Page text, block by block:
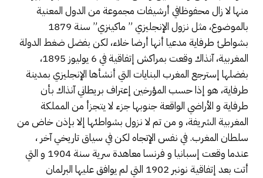
منها لا زال محفوظافي أرشيفات مجموعة من الدول المعنية
بالموضوع، مثل نزول الإنجليزي ” ماكينزي” سنة 1879
بشواطئ طرفاية مدعيا أنها أرضا خلاء، لكن بفضل ضغط الدولة
المغربية، آنذاك وقعت بمراكش إتفاقية في 6 يوليوز 1895،
بفضلها إسترجع المغرب البنايات التي أنشأها الإنجليزي بمدينة
طرفاية، هو إذا حسب المؤرخين إعتراف بريطاني آنذاك بأن
طرفاية و الأراضي الواقعة جنوبها جزء لا يتجزأ من المملكة
المغربية الشريفة، و من تم لا نزول بشواطئها إلا بإذن خاض من
سلطان المغرب. في نفس الإتجاه لكن في سياق تاريخي آخر ،
عندما وقعت إسبانيا و فرنسا معاهدة سرية سنة 1904 و التي
أتت بعد إتفاقية نونبر 1902 التي لم يوافق عليها البرلمان